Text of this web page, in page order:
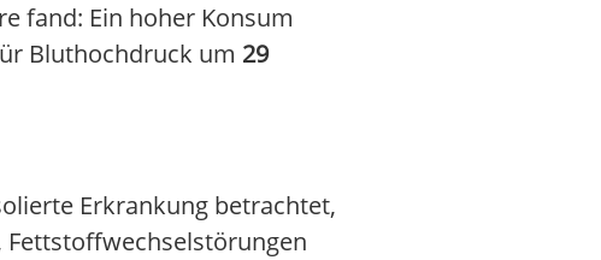
fand: Ein hoher Konsum
Bluthochdruck um 29
Erkrankung betrachtet,